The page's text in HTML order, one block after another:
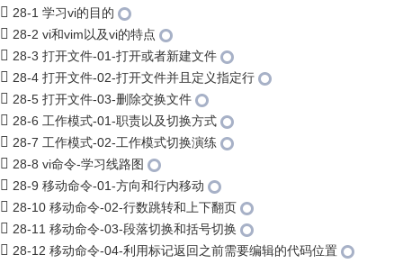
28-1 学习vi的目的
28-2 vi和vim以及vi的特点
28-3 打开文件-01-打开或者新建文件
28-4 打开文件-02-打开文件并且定义指定行
28-5 打开文件-03-删除交换文件
28-6 工作模式-01-职责以及切换方式
28-7 工作模式-02-工作模式切换演练
28-8 vi命令-学习线路图
28-9 移动命令-01-方向和行内移动
28-10 移动命令-02-行数跳转和上下翻页
28-11 移动命令-03-段落切换和括号切换
28-12 移动命令-04-利用标记返回之前需要编辑的代码位置